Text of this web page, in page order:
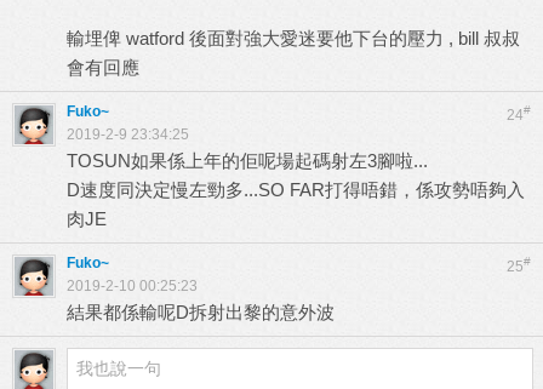
輸埋俾 watford 後面對強大愛迷要他下台的壓力 , bill 叔叔
會有回應
24#
Fuko~
2019-2-9 23:34:25
TOSUN如果係上年的佢呢場起碼射左3腳啦...
D速度同決定慢左勁多...SO FAR打得唔錯，係攻勢唔夠入
肉JE
25#
Fuko~
2019-2-10 00:25:23
結果都係輸呢D拆射出黎的意外波